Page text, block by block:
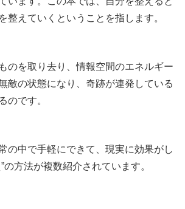
整えていくということを指します。
のを取り去り、情報空間のエネルギー
敵の状態になり、奇跡が連発している
のです。
の中で手軽にできて、現実に効果がし
の方法が複数紹介されています。